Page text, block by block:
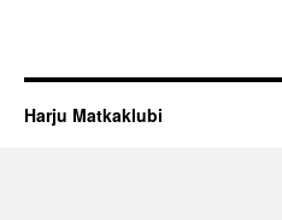
Harju Matkaklubi